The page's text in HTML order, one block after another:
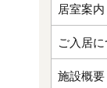
居室案内
ご入居
施設概要